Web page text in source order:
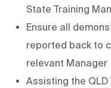
State Training
Ensure all
reported back to
relevant Manager
Assisting the QLD